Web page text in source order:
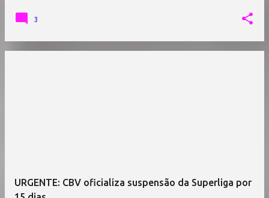
3
URGENTE: CBV oficializa suspensão da Superliga por